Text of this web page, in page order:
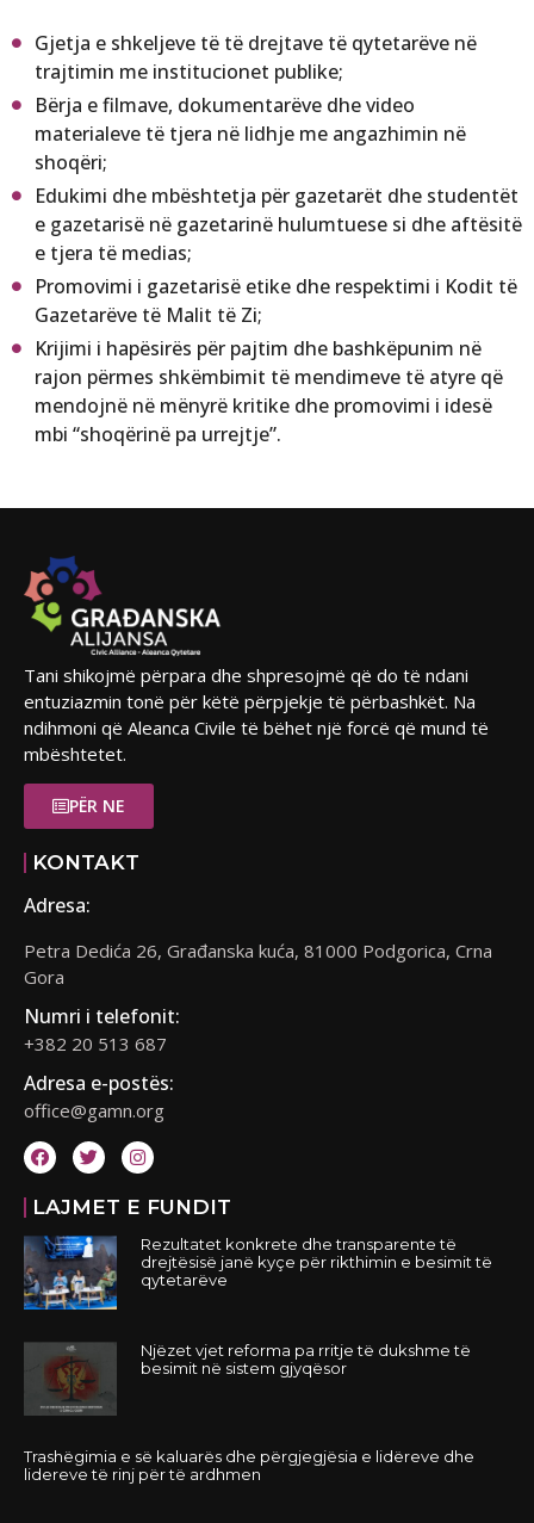
Gjetja e shkeljeve të të drejtave të qytetarëve në
trajtimin me institucionet publike;
Bërja e filmave, dokumentarëve dhe video
materialeve të tjera në lidhje me angazhimin në
shoqëri;
Edukimi dhe mbështetja për gazetarët dhe studentët
e gazetarisë në gazetarinë hulumtuese si dhe aftësitë
e tjera të medias;
Promovimi i gazetarisë etike dhe respektimi i Kodit të
Gazetarëve të Malit të Zi;
Krijimi i hapësirës për pajtim dhe bashkëpunim në
rajon përmes shkëmbimit të mendimeve të atyre që
mendojnë në mënyrë kritike dhe promovimi i idesë
mbi “shoqërinë pa urrejtje”.
Tani shikojmë përpara dhe shpresojmë që do të ndani
entuziazmin tonë për këtë përpjekje të përbashkët. Na
ndihmoni që Aleanca Civile të bëhet një forcë që mund të
mbështetet.
PËR NE
KONTAKT
Adresa:
Petra Dedića 26, Građanska kuća, 81000 Podgorica, Crna
Gora
Numri i telefonit:
+382 20 513 687
Adresa e-postës:
office@gamn.org
LAJMET E FUNDIT
Rezultatet konkrete dhe transparente të
drejtësisë janë kyçe për rikthimin e besimit të
qytetarëve
Njëzet vjet reforma pa rritje të dukshme të
besimit në sistem gjyqësor
Trashëgimia e së kaluarës dhe përgjegjësia e lidëreve dhe
lidereve të rinj për të ardhmen